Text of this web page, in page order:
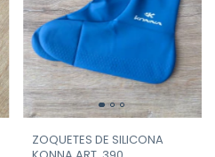
ZOQUETES DE SILICONA